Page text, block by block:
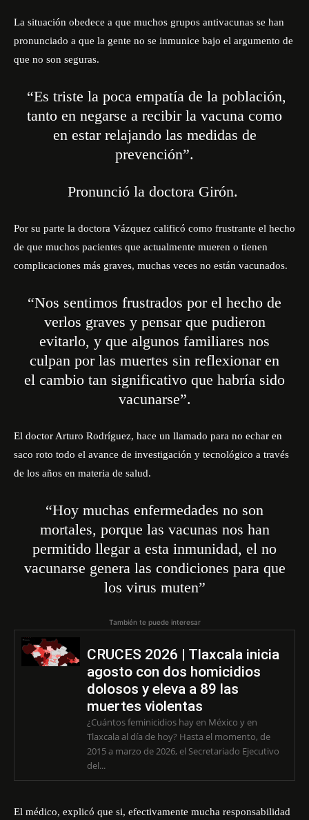
La situación obedece a que muchos grupos antivacunas se han
pronunciado a que la gente no se inmunice bajo el argumento de
que no son seguras.
“Es triste la poca empatía de la población,
tanto en negarse a recibir la vacuna como
en estar relajando las medidas de
prevención”.
Pronunció la doctora Girón.
Por su parte la doctora Vázquez calificó como frustrante el hecho
de que muchos pacientes que actualmente mueren o tienen
complicaciones más graves, muchas veces no están vacunados.
“Nos sentimos frustrados por el hecho de
verlos graves y pensar que pudieron
evitarlo, y que algunos familiares nos
culpan por las muertes sin reflexionar en
el cambio tan significativo que habría sido
vacunarse”.
El doctor Arturo Rodríguez, hace un llamado para no echar en
saco roto todo el avance de investigación y tecnológico a través
de los años en materia de salud.
“Hoy muchas enfermedades no son
mortales, porque las vacunas nos han
permitido llegar a esta inmunidad, el no
vacunarse genera las condiciones para que
los virus muten”
También te puede interesar
CRUCES 2026 | Tlaxcala inicia
agosto con dos homicidios
dolosos y eleva a 89 las
muertes violentas
¿Cuántos feminicidios hay en México y en
Tlaxcala al día de hoy? Hasta el momento, de
2015 a marzo de 2026, el Secretariado Ejecutivo
del...
El médico, explicó que si, efectivamente mucha responsabilidad